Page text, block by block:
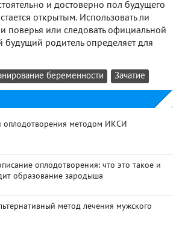
и достоверно пол будущего
открытым. Использовать ли
поверья или следовать официальной
родитель определяет для
беременности Зачатие
оплодотворения методом ИКСИ
оплодотворения: что это такое и
образование зародыша
метод лечения мужского